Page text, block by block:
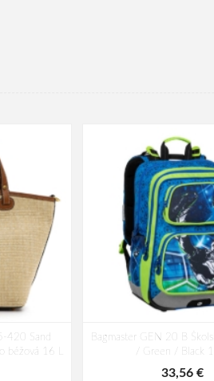
420 Sand
béžová 16 L
Bagmaster GEN 20 B
/ Green / Black
33,56 €